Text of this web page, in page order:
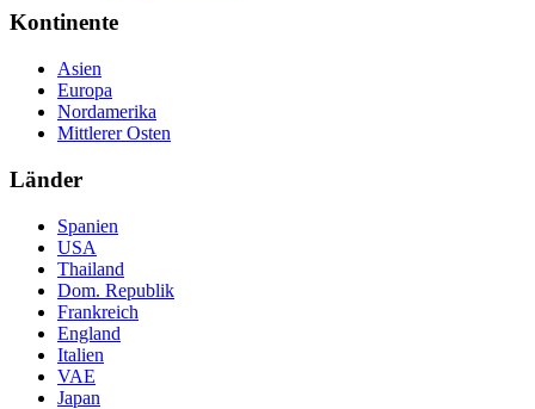
Kontinente
Asien
Europa
Nordamerika
Mittlerer Osten
Länder
Spanien
USA
Thailand
Dom. Republik
Frankreich
England
Italien
VAE
Japan